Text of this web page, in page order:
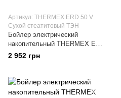
Артикул: THERMEX ERD 50 V
Сухой стеатитовый ТЭН
Бойлер электрический
накопительный THERMEX ERD
50 V SAFEDRY
2 952 грн